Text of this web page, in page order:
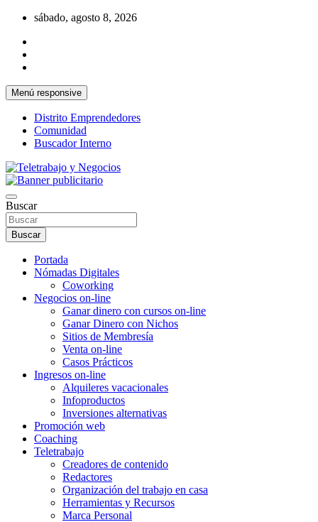
Saltar
contenido
sábado, agosto 8, 2026
Menú responsive
Distrito Emprendedores
Comunidad
Buscador Interno
Teletrabajo y Negocios
Buscar
Buscar
Portada
Nómadas Digitales
Coworking
Negocios on-line
Ganar dinero con cursos on-line
Ganar Dinero con Nichos
Sitios de Membresía
Venta on-line
Casos Prácticos
Ingresos on-line
Alquileres vacacionales
Infoproductos
Inversiones alternativas
Promoción web
Coaching
Teletrabajo
Creadores de contenido
Redactores
Organización del trabajo en casa
Herramientas y Recursos
Marca Personal